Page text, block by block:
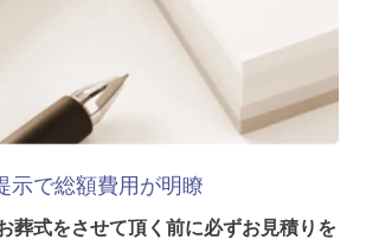
示で総額費用が明瞭
葬式をさせて頂く前に必ずお見積りを